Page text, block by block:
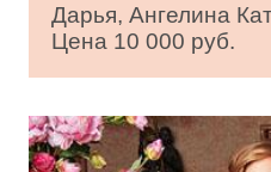
Дарья, Ангелина
Цена 10 000 руб.